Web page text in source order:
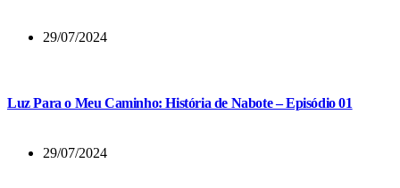
29/07/2024
Luz Para o Meu Caminho: História de Nabote – Episódio 01
29/07/2024